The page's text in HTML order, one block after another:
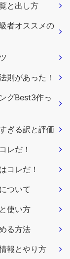
と出し方
者オススメの
則があった！
グBest3作っ
ぎる訳と評価
レだ！
コレだ！
ついて
使い方
る方法
報とやり方